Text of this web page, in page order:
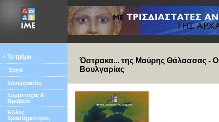
Το τμήμα
Έργα
Συνεργασίες
Συμμετοχές &
Βραβεία
Άλλες
δραστηριότητες
Όστρακα... της Μαύρης Θάλασσας - Ο
Βουλγαρίας